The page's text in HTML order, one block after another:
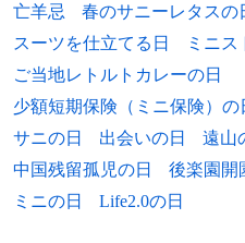
1874年
築地の海軍兵
遊戯会」が開
1871年
オットー・フ
国の初代宰相に
1854年 横浜村のペリー
めて模型の機関
1919年
小島貞二、演
力士（+ 2003年
1920年
エリック・ロ
年）
1921年 アルテュール・
ニスト（+ 1986
2010年 木村威夫、映画
2010年
ヴォルフガン
家（* 1919年）
2015年 ペロ・アグアヨ
亡羊忌 春のサニーレタスの
スーツを仕立てる日
ミニス
ご当地レトルトカレーの日
少額短期保険（ミニ保険）の
サニの日
出会いの日
遠山
中国残留孤児の日
後楽園開
ミニの日
Life2.0の日